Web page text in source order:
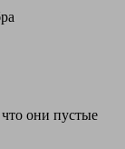
они пустые